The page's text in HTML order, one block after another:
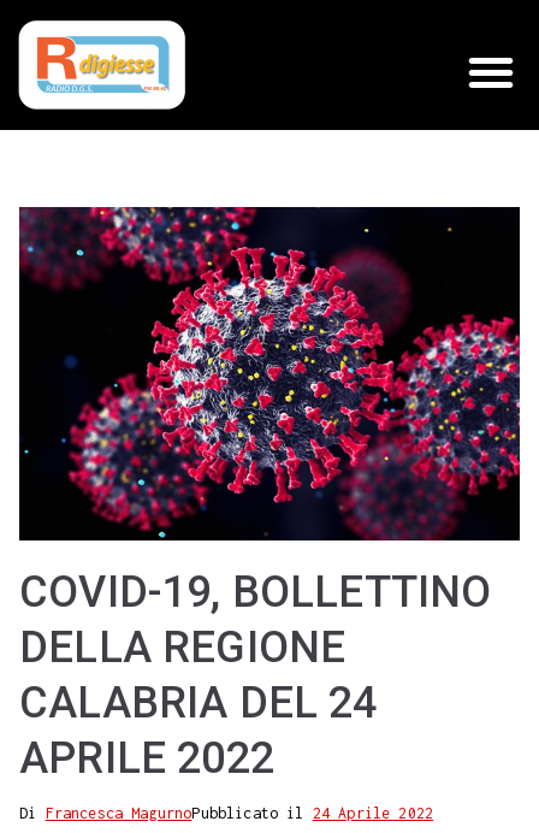
COVID-19, BOLLETTINO
DELLA REGIONE
CALABRIA DEL 24
APRILE 2022
Di Francesca MagurnoPubblicato il 24 Aprile 2022